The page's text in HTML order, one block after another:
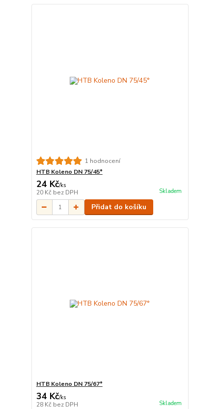
1 hodnocení
HTB Koleno DN 75/45°
24 Kč/ks
20 Kč bez DPH Skladem
Přidat do košíku
HTB Koleno DN 75/67°
34 Kč/ks
28 Kč bez DPH Skladem